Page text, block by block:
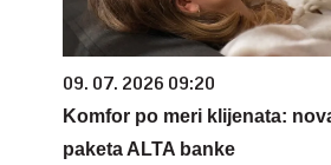
09. 07. 2026 09:20
Komfor po meri klijenata:
paketa ALTA banke